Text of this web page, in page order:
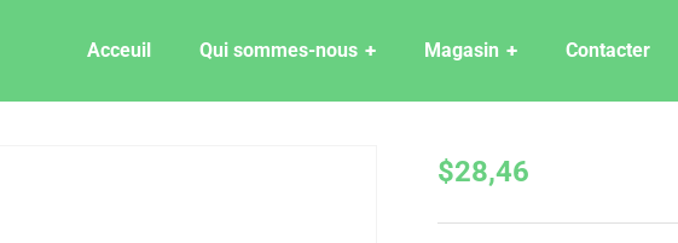
Acceuil Qui sommes-nous Magasin Contacter
$28,46